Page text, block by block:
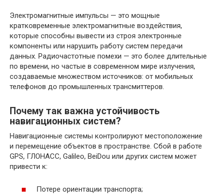
Электромагнитные импульсы — это мощные
кратковременные электромагнитные воздействия,
которые способны вывести из строя электронные
компоненты или нарушить работу систем передачи
данных. Радиочастотные помехи — это более длительные
по времени, но частые в современном мире излучения,
создаваемые множеством источников: от мобильных
телефонов до промышленных трансмиттеров.
Почему так важна устойчивость
навигационных систем?
Навигационные системы контролируют местоположение
и перемещение объектов в пространстве. Сбой в работе
GPS, ГЛОНАСС, Galileo, BeiDou или других систем может
привести к:
Потере ориентации транспорта;